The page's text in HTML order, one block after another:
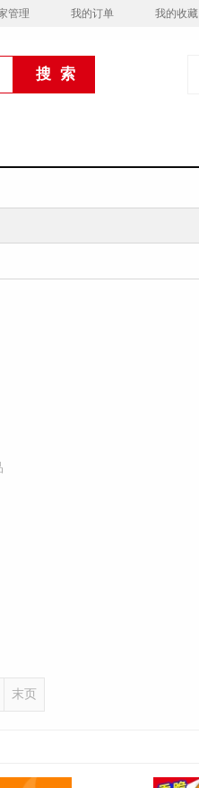
管理 我的订单 我的收藏
末页